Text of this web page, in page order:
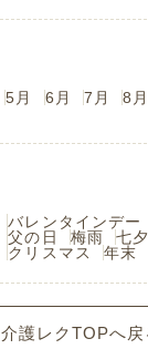
5月 6月 7月 8月
バレンタインデー
父の日 梅雨 七夕
クリスマス 年末
介護レクTOPへ戻